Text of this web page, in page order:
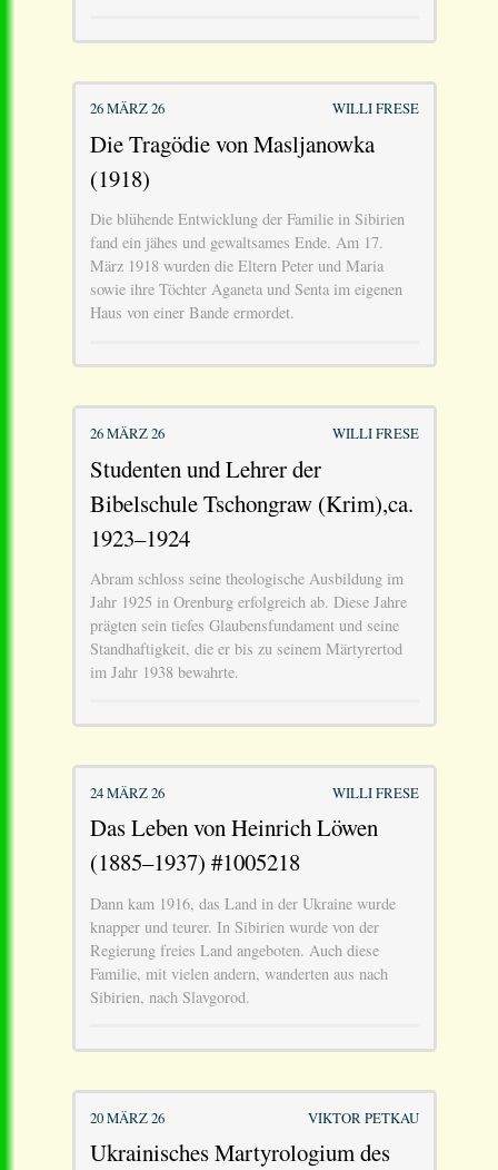
26 MÄRZ 26 WILLI FRESE
Die Tragödie von Masljanowka
(1918)
Die blühende Entwicklung der Familie in Sibirien
fand ein jähes und gewaltsames Ende. Am 17.
März 1918 wurden die Eltern Peter und Maria
sowie ihre Töchter Aganeta und Senta im eigenen
Haus von einer Bande ermordet.
26 MÄRZ 26 WILLI FRESE
Studenten und Lehrer der
Bibelschule Tschongraw (Krim),ca.
1923–1924
Abram schloss seine theologische Ausbildung im
Jahr 1925 in Orenburg erfolgreich ab. Diese Jahre
prägten sein tiefes Glaubensfundament und seine
Standhaftigkeit, die er bis zu seinem Märtyrertod
im Jahr 1938 bewahrte.
24 MÄRZ 26 WILLI FRESE
Das Leben von Heinrich Löwen
(1885–1937) #1005218
Dann kam 1916, das Land in der Ukraine wurde
knapper und teurer. In Sibirien wurde von der
Regierung freies Land angeboten. Auch diese
Familie, mit vielen andern, wanderten aus nach
Sibirien, nach Slavgorod.
20 MÄRZ 26 VIKTOR PETKAU
Ukrainisches Martyrologium des